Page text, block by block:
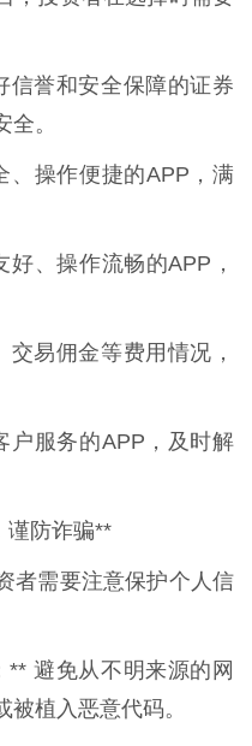
信誉和安全保障的证券
。
、操作便捷的APP，满
、操作流畅的APP，
易佣金等费用情况，
户服务的APP，及时解
谨防诈骗**
者需要注意保护个人信
避免从不明来源的网
植入恶意代码。